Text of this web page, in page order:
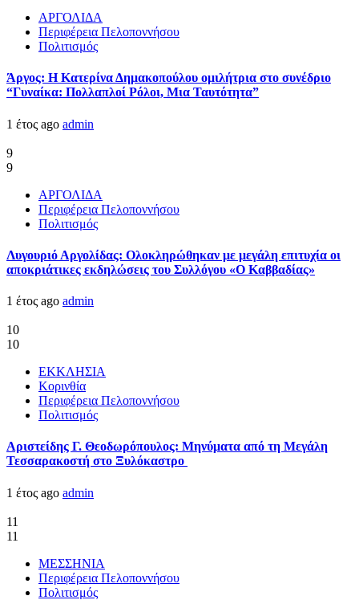
ΑΡΓΟΛΙΔΑ
Περιφέρεια Πελοποννήσου
Πολιτισμός
Άργος: Η Κατερίνα Δημακοπούλου ομιλήτρια στο συνέδριο
“Γυναίκα: Πολλαπλοί Ρόλοι, Μια Ταυτότητα”
1 έτος ago admin
9
9
ΑΡΓΟΛΙΔΑ
Περιφέρεια Πελοποννήσου
Πολιτισμός
Λυγουριό Αργολίδας: Ολοκληρώθηκαν με μεγάλη επιτυχία οι
αποκριάτικες εκδηλώσεις του Συλλόγου «Ο Καββαδίας»
1 έτος ago admin
10
10
ΕΚΚΛΗΣΙΑ
Κορινθία
Περιφέρεια Πελοποννήσου
Πολιτισμός
Αριστείδης Γ. Θεοδωρόπουλος: Μηνύματα από τη Μεγάλη
Τεσσαρακοστή στο Ξυλόκαστρο
1 έτος ago admin
11
11
ΜΕΣΣΗΝΙΑ
Περιφέρεια Πελοποννήσου
Πολιτισμός